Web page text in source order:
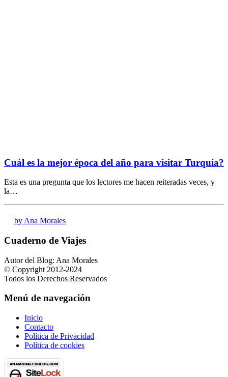
Cuál es la mejor época del año para visitar Turquía?
Esta es una pregunta que los lectores me hacen reiteradas veces, y
la…
by Ana Morales
Cuaderno de Viajes
Autor del Blog: Ana Morales
© Copyright 2012-2024
Todos los Derechos Reservados
Menú de navegación
Inicio
Contacto
Política de Privacidad
Política de cookies